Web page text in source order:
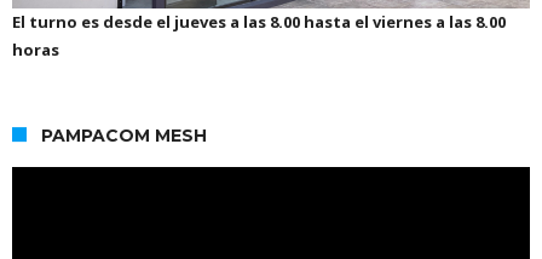
El turno es desde el jueves a las 8.00 hasta el viernes a las 8.00
horas
PAMPACOM MESH